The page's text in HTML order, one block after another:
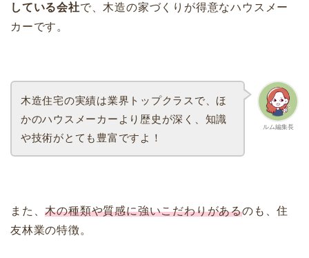
している会社で、木造の家づくりが得意なハウスメー
カーです。
ルム編集長
木造住宅の実績は業界トップクラスで、ほ
かのハウスメーカーより歴史が深く、知識
や技術がとても豊富ですよ！
また、木の種類や質感に強いこだわりがあるのも、住
友林業の特徴。